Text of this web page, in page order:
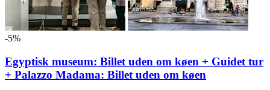
-5%
Egyptisk museum: Billet uden om køen + Guidet tur
+ Palazzo Madama: Billet uden om køen